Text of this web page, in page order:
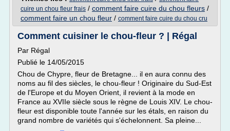
cuire un chou fleur frais / comment faire cuire du chou fleurs /
comment faire un chou fleur / comment faire cuire du chou cru
Comment cuisiner le chou-fleur ? | Régal
Par Régal
Publié le 14/05/2015
Chou de Chypre, fleur de Bretagne... il en aura connu des
noms au fil des siècles, le chou-fleur ! Originaire du Sud-Est
de l'Europe et du Moyen Orient, il revient à la mode en
France au XVIIe siècle sous le règne de Louis XIV. Le chou-
fleur est disponible toute l'année sur les étals, en raison du
grand nombre de variétés qui s'échelonnent. Sa pleine...